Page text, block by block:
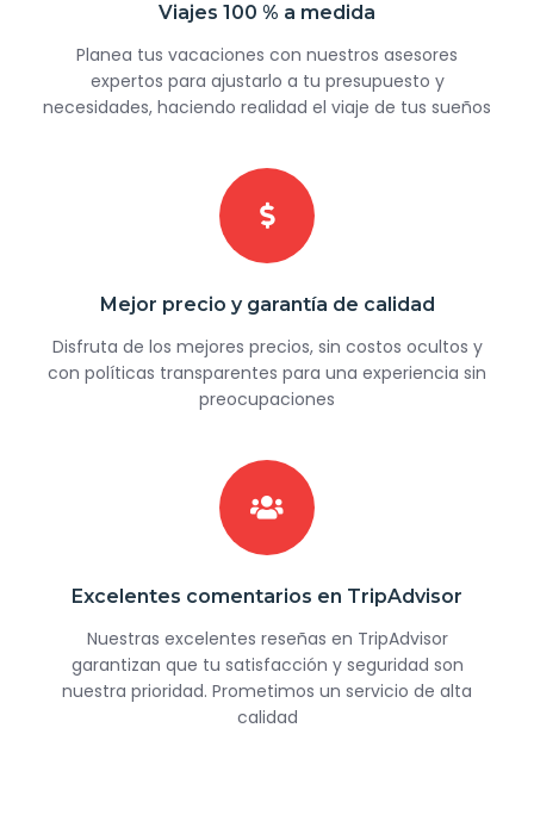
Viajes 100 % a medida
Planea tus vacaciones con nuestros asesores
expertos para ajustarlo a tu presupuesto y
necesidades, haciendo realidad el viaje de tus sueños
Mejor precio y garantía de calidad
Disfruta de los mejores precios, sin costos ocultos y
con políticas transparentes para una experiencia sin
preocupaciones
Excelentes comentarios en TripAdvisor
Nuestras excelentes reseñas en TripAdvisor
garantizan que tu satisfacción y seguridad son
nuestra prioridad. Prometimos un servicio de alta
calidad